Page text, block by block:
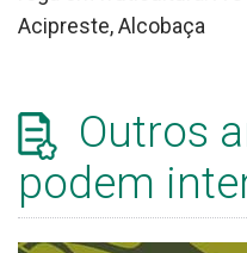
Acipreste, Alcobaça
Outros
podem